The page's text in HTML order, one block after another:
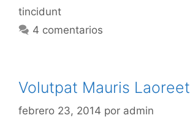
tincidunt
4 comentarios
Volutpat Mauris Laoreet
febrero 23, 2014 por admin